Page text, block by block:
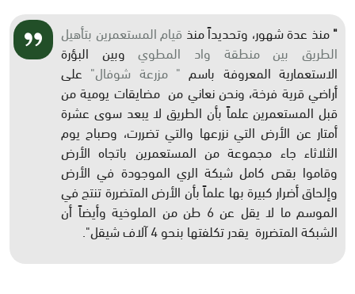
"منذ عدة شهور، وتحديداً منذ قيام المستعمرين بتأهيل
الطريق بين منطقة واد المطويوبين البؤرة
الاستعمارية المعروفة باسم " مزرعة شوفال" على
أراضي قرية فرخة، ونحن نعاني من مضايقات يومية من
قبل المستعمرين علماً بأن الطريق لا يبعد سوى عشرة
أمتار عن الأرض التي نزرعها والتي تضررت، وصباح يوم
الثلاثاء جاء مجموعة من المستعمرين باتجاه الأرض
وقاموا بقص كامل شبكة الري الموجودة في الأرض
وإلحاق أضرار كبيرة بها علماً بأن الأرض المتضررة تنتج في
الموسم ما لا يقل عن 6 طن من الملوخية وأيضاً أن
الشبكة المتضررة يقدر تكلفتها بنحو 4 آلاف شيقل".